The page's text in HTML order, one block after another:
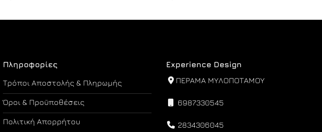
Πληροφορίες
Τρόποι Αποστολής & Πληρωμής
Όροι & Προϋποθέσεις
Πολιτική Απορρήτου
Experience Design
ΠΕΡΑΜΑ ΜΥΛΟΠΟΤΑΜΟΥ
6987330545
2834306045